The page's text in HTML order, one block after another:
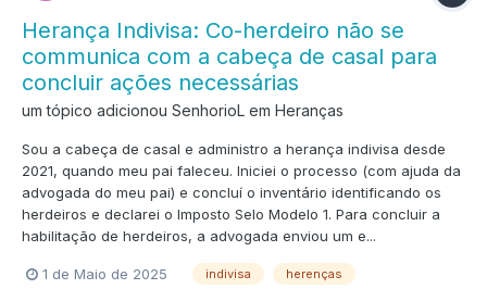
Herança Indivisa: Co-herdeiro não se
communica com a cabeça de casal para
concluir ações necessárias
um tópico adicionou SenhorioL em Heranças
Sou a cabeça de casal e administro a herança indivisa desde
2021, quando meu pai faleceu. Iniciei o processo (com ajuda da
advogada do meu pai) e concluí o inventário identificando os
herdeiros e declarei o Imposto Selo Modelo 1. Para concluir a
habilitação de herdeiros, a advogada enviou um e...
1 de Maio de 2025 indivisa herenças